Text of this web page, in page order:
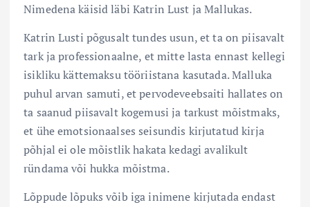
Nimedena käisid läbi Katrin Lust ja Mallukas.
Katrin Lusti põgusalt tundes usun, et ta on piisavalt
tark ja professionaalne, et mitte lasta ennast kellegi
isikliku kättemaksu tööriistana kasutada. Malluka
puhul arvan samuti, et pervodeveebsaiti hallates on
ta saanud piisavalt kogemusi ja tarkust mõistmaks,
et ühe emotsionaalses seisundis kirjutatud kirja
põhjal ei ole mõistlik hakata kedagi avalikult
ründama või hukka mõistma.
Lõppude lõpuks võib iga inimene kirjutada endast